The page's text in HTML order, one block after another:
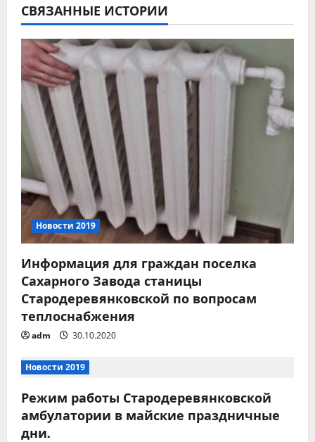
а
ц
и
я
п
о
з
а
п
и
с
я
м
СВЯЗАННЫЕ ИСТОРИИ
Новости 2019
Информация для граждан поселка
Сахарного Завода станицы
Стародеревянковской по вопросам
теплоснабжения
adm 30.10.2020
Новости 2019
Режим работы Стародеревянковской
амбулатории в майские праздничные
дни.